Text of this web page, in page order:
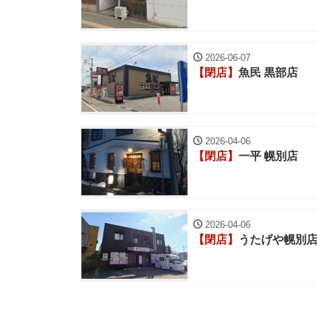
2026-06-07
【閉店】 魚民 黒部店
2026-04-06
【閉店】 一平 幌別店
2026-04-06
【閉店】 うたげや幌別店